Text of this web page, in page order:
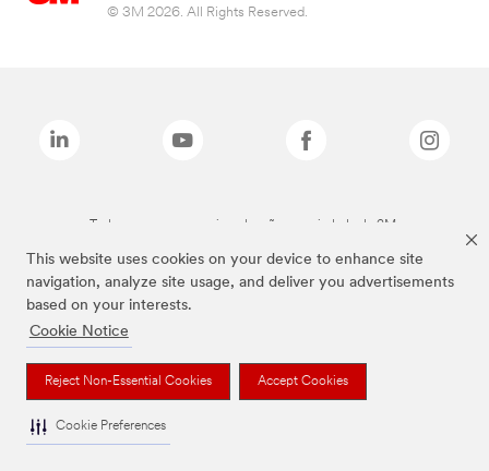
This website uses cookies on your device to enhance site
navigation, analyze site usage, and deliver you advertisements
based on your interests.
Cookie Notice
Reject Non-Essential Cookies Accept Cookies
Cookie Preferences
© 3M 2026. All Rights Reserved.
Todas as marcas mencionadas são propriedade da 3M.